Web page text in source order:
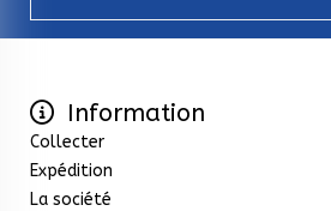
Information
Collecter
Expédition
La société